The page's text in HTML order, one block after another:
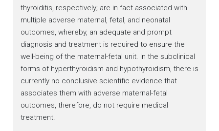
thyroiditis, respectively; are in fact associated with
multiple adverse maternal, fetal, and neonatal
outcomes, whereby, an adequate and prompt
diagnosis and treatment is required to ensure the
well-being of the maternal-fetal unit. In the subclinical
forms of hyperthyroidism and hypothyroidism, there is
currently no conclusive scientific evidence that
associates them with adverse maternal-fetal
outcomes, therefore, do not require medical
treatment.